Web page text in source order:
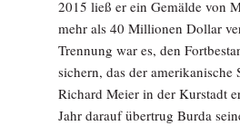
2015 ließ er ein Gemälde von
mehr als 40 Millionen Dollar
Trennung war es, den
sichern, das der amerikanische
Richard Meier in der Kurstadt
Jahr darauf übertrug Burda